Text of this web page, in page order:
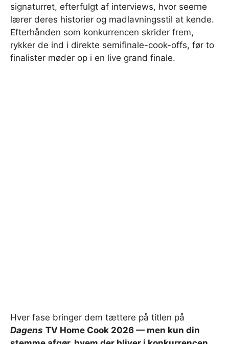
signaturret, efterfulgt af interviews, hvor seerne
lærer deres historier og madlavningsstil at kende.
Efterhånden som konkurrencen skrider frem,
rykker de ind i direkte semifinale-cook-offs, før to
finalister møder op i en live grand finale.
Hver fase bringer dem tættere på titlen på
Dagens TV Home Cook 2026 — men kun din